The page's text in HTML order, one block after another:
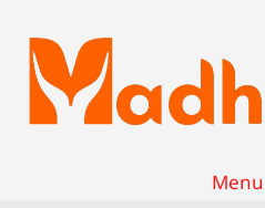
Menu